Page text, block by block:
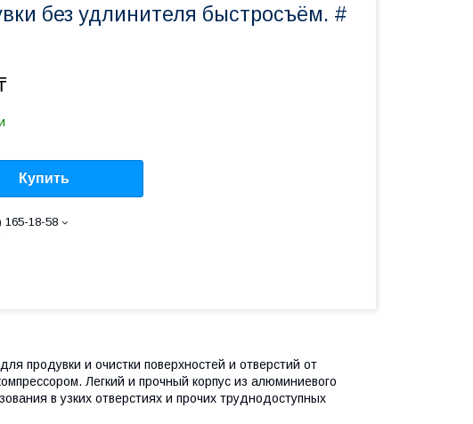
без удлинителя быстросъём. #
Купить
165-18-58
продувки и очистки поверхностей и отверстий от
Легкий и прочный корпус из алюминиевого
в узких отверстиях и прочих труднодоступных